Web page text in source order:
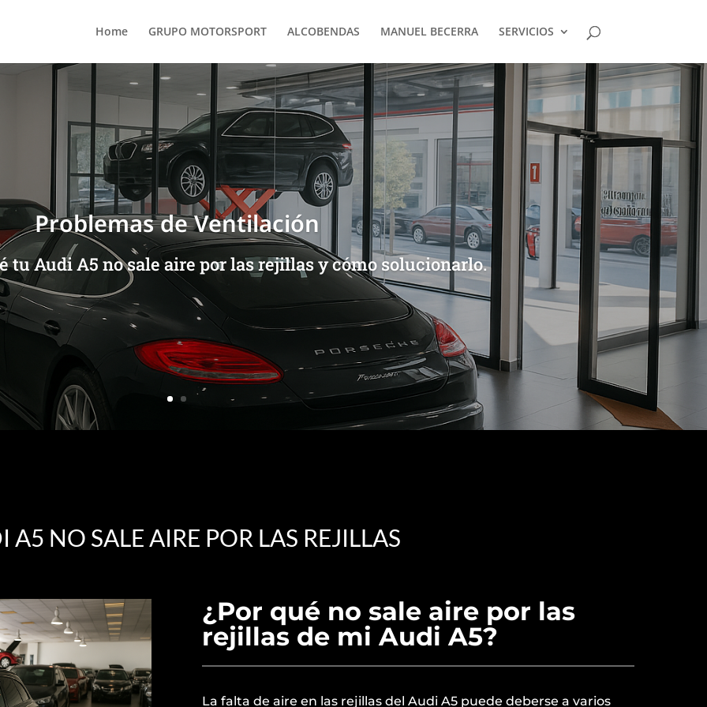
Home GRUPO MOTORSPORT ALCOBENDAS MANUEL BECERRA SERVICIOS
Problemas de Ventilación
tu Audi A5 no sale aire por las rejillas y cómo solucionarlo.
A5 NO SALE AIRE POR LAS REJILLAS
¿Por qué no sale aire por las
rejillas de mi Audi A5?
La falta de aire en las rejillas del Audi A5 puede deberse a varios